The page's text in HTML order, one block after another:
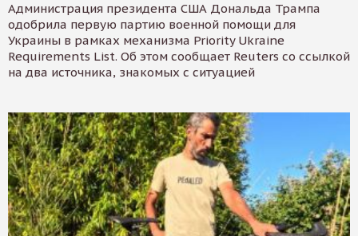
Администрация президента США Дональда Трампа
одобрила первую партию военной помощи для
Украины в рамках механизма Priority Ukraine
Requirements List. Об этом сообщает Reuters со ссылкой
на два источника, знакомых с ситуацией